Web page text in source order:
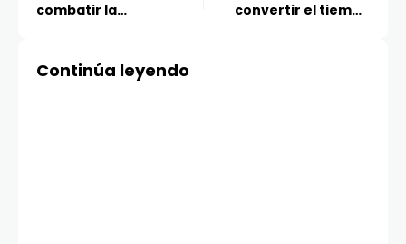
combatir la
meses fríos
convertir el tiempo
Continúa leyendo